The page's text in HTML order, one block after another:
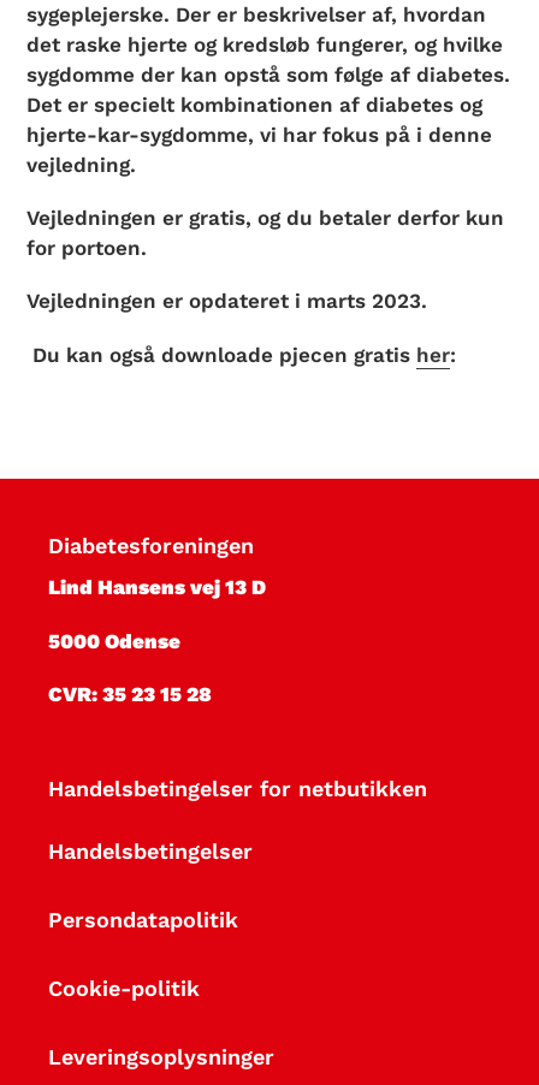
sygeplejerske. Der er beskrivelser af, hvordan
det raske hjerte og kredsløb fungerer, og hvilke
sygdomme der kan opstå som følge af diabetes.
Det er specielt kombinationen af diabetes og
hjerte-kar-sygdomme, vi har fokus på i denne
vejledning.
Vejledningen er gratis, og du betaler derfor kun
for portoen.
Vejledningen er opdateret i marts 2023.
Du kan også downloade pjecen gratis her:
Diabetesforeningen
Lind Hansens vej 13 D
5000 Odense
CVR: 35 23 15 28
Handelsbetingelser for netbutikken
Handelsbetingelser
Persondatapolitik
Cookie-politik
Leveringsoplysninger